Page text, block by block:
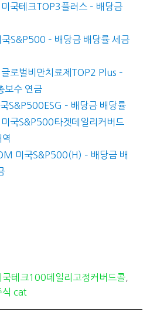
국테크TOP3플러스 – 배당금
국S&P500 – 배당금 배당률 세금
로벌비만치료제TOP2 Plus –
보수 연금
S&P500ESG – 배당금 배당률
미국S&P500타겟데일리커버드
미국S&P500(H) – 배당금 배
국테크100데일리고정커버드콜,
식 cat